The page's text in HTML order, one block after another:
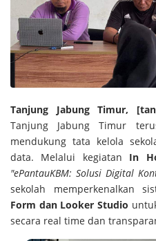
Tanjung Jabung Timur,
Tanjung Jabung Timur
mendukung tata kelola
data. Melalui kegiatan In
"ePantauKBM: Solusi Digital
sekolah memperkenalkan
Form dan Looker Studio
secara real time dan